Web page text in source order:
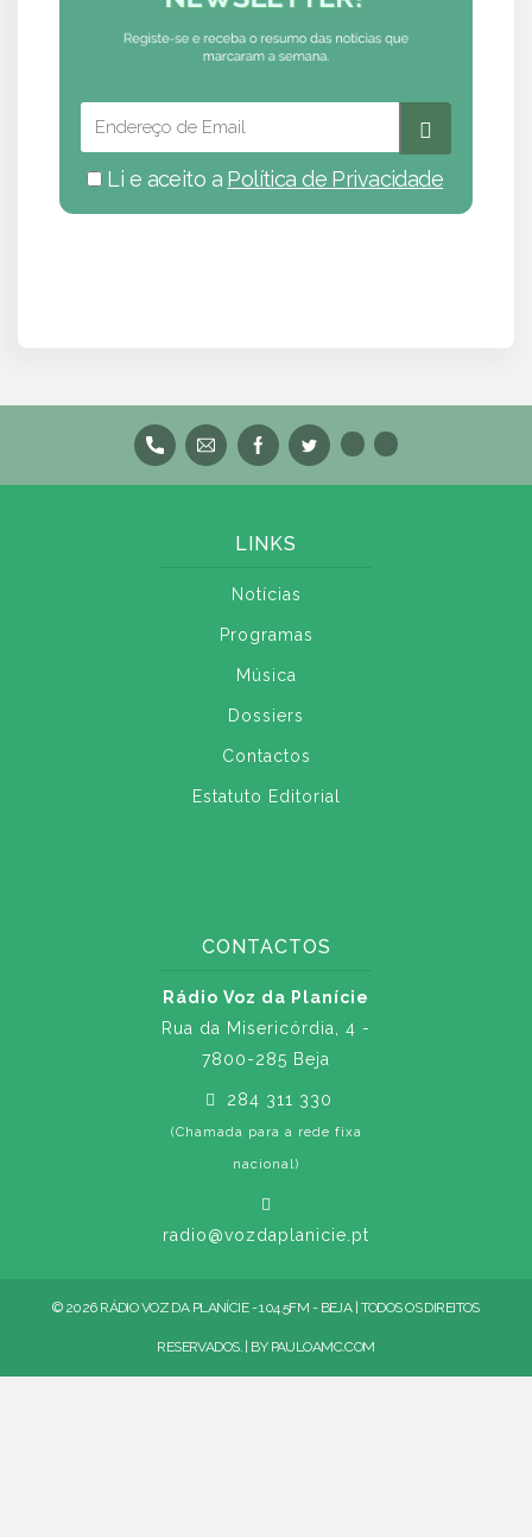
Li e aceito a Política de Privacidade
LINKS
Notícias
Programas
Música
Dossiers
Contactos
Estatuto Editorial
CONTACTOS
Rádio Voz da Planície
Rua da Misericórdia, 4 -
7800-285 Beja
284 311 330
(Chamada para a rede fixa
nacional)
radio@vozdaplanicie.pt
© 2026 RÁDIO VOZ DA PLANÍCIE - 104.5FM - BEJA | TODOS OS DIREITOS
RESERVADOS. | BY PAULOAMC.COM